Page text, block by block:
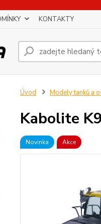
KONTAKTY
Úvod Modely tanků a
Kabolite
Novinka Akce